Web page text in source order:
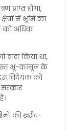
प्राप्त होगा,
में भूमि का
को अधिक
वादा किया था,
सख्त भू-कानून के
विधेयक को
की खरीद-